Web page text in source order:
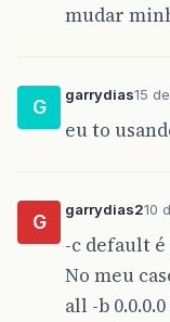
mudar
G
garrydias15
eu to
G
garrydias210
-c default
No meu
all -b